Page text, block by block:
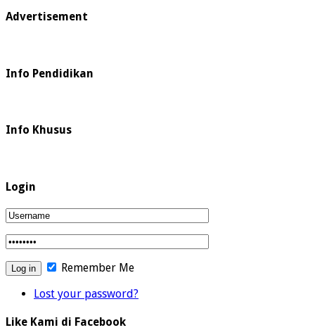
Advertisement
Info Pendidikan
Info Khusus
Login
Remember Me
Lost your password?
Like Kami di Facebook